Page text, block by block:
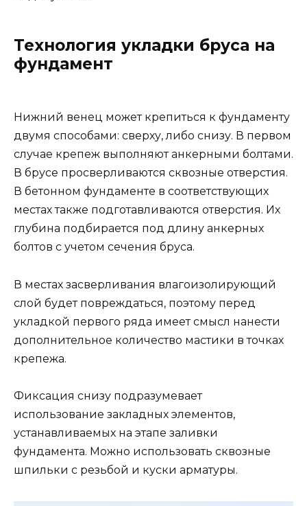
Технология укладки бруса на
фундамент
Нижний венец может крепиться к фундаменту
двумя способами: сверху, либо снизу. В первом
случае крепеж выполняют анкерными болтами.
В брусе просверливаются сквозные отверстия.
В бетонном фундаменте в соответствующих
местах также подготавливаются отверстия. Их
глубина подбирается под длину анкерных
болтов с учетом сечения бруса.
В местах засверливания влагоизолирующий
слой будет повреждаться, поэтому перед
укладкой первого ряда имеет смысл нанести
дополнительное количество мастики в точках
крепежа.
Фиксация снизу подразумевает
использование закладных элементов,
устанавливаемых на этапе заливки
фундамента. Можно использовать сквозные
шпильки с резьбой и куски арматуры.